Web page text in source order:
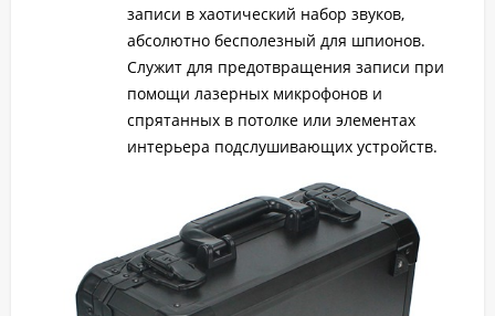
записи в хаотический набор звуков,
абсолютно бесполезный для шпионов.
Служит для предотвращения записи при
помощи лазерных микрофонов и
спрятанных в потолке или элементах
интерьера подслушивающих устройств.